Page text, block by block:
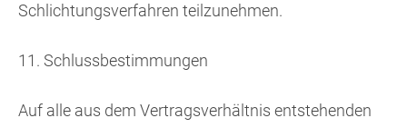
Schlichtungsverfahren teilzunehmen.
11. Schlussbestimmungen
Auf alle aus dem Vertragsverhältnis entstehenden